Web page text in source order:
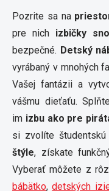
Pozrite sa na
pre nichizbičky
bezpečné. Detský
vyrábaný v mnohých
Vašej fantázii a
vášmu dieťaťu.
im izbu ako pre
si zvolíte študentskú
štýle, získate
Vyberať môžete z
bábätko,detských